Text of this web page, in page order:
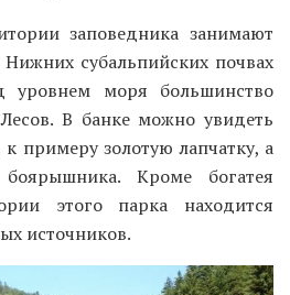
заповедника занимают
Нижних субальпийских почвах
уровнем моря большинство
В банке можно увидеть
примеру золотую лапчатку, а
Кроме богатея
этого парка находится
источников.